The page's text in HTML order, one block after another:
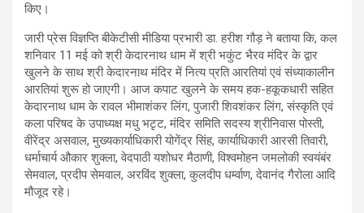
किए।
जारी प्रेस विज्ञप्ति बीकेटीसी मीडिया प्रभारी डा. हरीश गौड़ ने बताया कि, कल
शनिवार 11 मई को श्री केदारनाथ धाम में श्री भकुंट भैरव मंदिर के द्वार
खुलने के साथ श्री केदारनाथ मंदिर में नित्य प्रति आरतियां एवं संध्याकालीन
आरतियां शुरू हो जाएगी। आज कपाट खुलने के समय हक-हकूकधारी सहित
केदारनाथ धाम के रावल भीमाशंकर लिंग, पुजारी शिवशंकर लिंग, संस्कृति एवं
कला परिषद के उपाध्यक्ष मधु भटृट, मंदिर समिति सदस्य श्रीनिवास पोस्ती,
वीरेंद्र असवाल, मुख्यकार्याधिकारी योगेंद्र सिंह, कार्याधिकारी आरसी तिवारी,
धर्माचार्य औकार शुक्ला, वेदपाठी यशोधर मैठाणी, विश्वमोहन जमलोकी स्वयंबंर
सेमवाल, प्रदीप सेमवाल, अरविंद शुक्ला, कुलदीप धर्म्वाण, देवानंद गैरोला आदि
मौजूद रहे।